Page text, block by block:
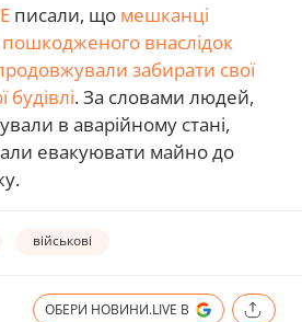
писали, що мешканці
внаслідок
забирати свої
будівлі. За словами людей,
в аварійному стані,
евакуювати майно до
військові
ОБЕРИ НОВИНИ.LIVE В